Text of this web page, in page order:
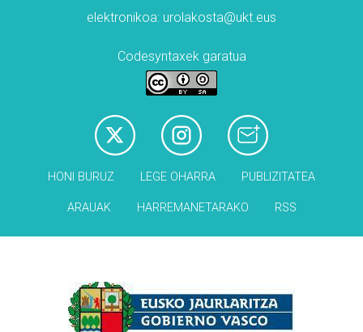
elektronikoa: urolakosta@ukt.eus
Codesyntaxek garatua
HONI BURUZ LEGE OHARRA PUBLIZITATEA
ARAUAK HARREMANETARAKO RSS